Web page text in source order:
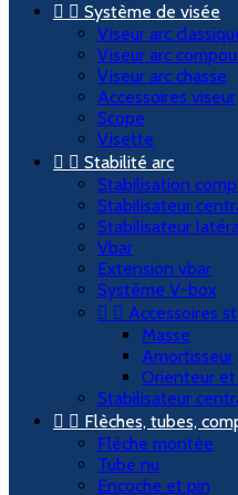
  Système de visée
Viseur arc
Viseur arc
Viseur arc chasse
Accessoires viseur
Scope
Visette
  Stabilité arc
Stabilisation
Stabilisateur
Stabilisateur
Vbar
Extension vbar
Système V-box
  Accessoires
Masse
Amortisseur
Orienteur et
Stabilisateur
  Flèches, tubes,
Flèche montée
Tube nu
Encoche et pin